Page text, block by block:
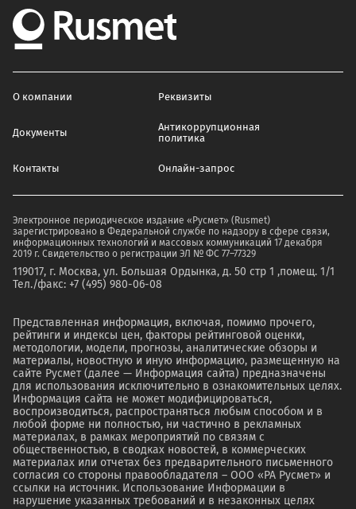
О компании Реквизиты
Документы
Антикоррупционная
политика
Контакты Онлайн-запрос
Электронное периодическое издание «Русмет» (Rusmet)
зарегистрировано в Федеральной службе по надзору в сфере связи,
информационных технологий и массовых коммуникаций 17 декабря
2019 г. Свидетельство о регистрации ЭЛ № ФС 77–77329
119017, г. Москва, ул. Большая Ордынка, д. 50 стр 1 ,помещ. 1/1
Тел./факс: +7 (495) 980-06-08
Представленная информация, включая, помимо прочего,
рейтинги и индексы цен, факторы рейтинговой оценки,
методологии, модели, прогнозы, аналитические обзоры и
материалы, новостную и иную информацию, размещенную на
сайте Русмет (далее — Информация сайта) предназначены
для использования исключительно в ознакомительных целях.
Информация сайта не может модифицироваться,
воспроизводиться, распространяться любым способом и в
любой форме ни полностью, ни частично в рекламных
материалах, в рамках мероприятий по связям с
общественностью, в сводках новостей, в коммерческих
материалах или отчетах без предварительного письменного
согласия со стороны правообладателя – ООО «РА Русмет» и
ссылки на источник. Использование Информации в
нарушение указанных требований и в незаконных целях